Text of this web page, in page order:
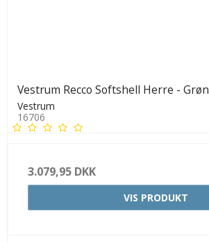
Vestrum Recco Softshell Herre - Grøn
Vestrum
16706
3.079,95 DKK
VIS PRODUKT